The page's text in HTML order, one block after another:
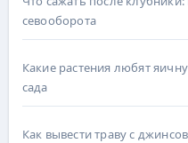
севооборота
Какие растения любят
сада
Как вывести траву с